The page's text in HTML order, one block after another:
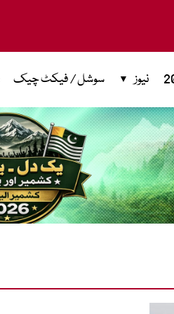
نیوز سوشل / فیکٹ چیک